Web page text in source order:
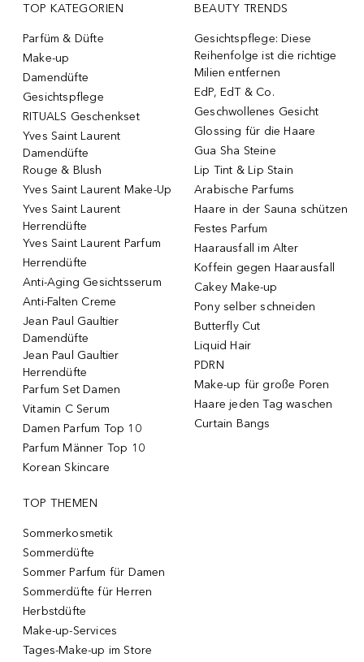
TOP KATEGORIEN
Parfüm & Düfte
Make-up
Damendüfte
Gesichtspflege
RITUALS Geschenkset
Yves Saint Laurent
Damendüfte
Rouge & Blush
Yves Saint Laurent Make-Up
Yves Saint Laurent
Herrendüfte
Yves Saint Laurent Parfum
Herrendüfte
Anti-Aging Gesichtsserum
Anti-Falten Creme
Jean Paul Gaultier
Damendüfte
Jean Paul Gaultier
Herrendüfte
Parfum Set Damen
Vitamin C Serum
Damen Parfum Top 10
Parfum Männer Top 10
Korean Skincare
BEAUTY TRENDS
Gesichtspflege: Diese
Reihenfolge ist die richtige
Milien entfernen
EdP, EdT & Co.
Geschwollenes Gesicht
Glossing für die Haare
Gua Sha Steine
Lip Tint & Lip Stain
Arabische Parfums
Haare in der Sauna schützen
Festes Parfum
Haarausfall im Alter
Koffein gegen Haarausfall
Cakey Make-up
Pony selber schneiden
Butterfly Cut
Liquid Hair
PDRN
Make-up für große Poren
Haare jeden Tag waschen
Curtain Bangs
TOP THEMEN
Sommerkosmetik
Sommerdüfte
Sommer Parfum für Damen
Sommerdüfte für Herren
Herbstdüfte
Make-up-Services
Tages-Make-up im Store